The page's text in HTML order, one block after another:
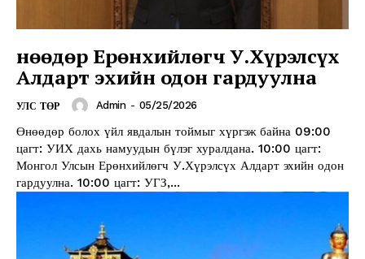
Өнөөдөр Ерөнхийлөгч У.Хүрэлсүх
Алдарт эхийн одон гардуулна
УЛС ТӨР Admin - 05/25/2026
Өнөөдөр болох үйл явдалын тоймыг хүргэж байна 09:00
цагт: УИХ дахь намуудын бүлэг хуралдана. 10:00 цагт:
Монгол Улсын Ерөнхийлөгч У.Хүрэлсүх Алдарт эхийн одон
гардуулна. 10:00 цагт: УГЗ,...